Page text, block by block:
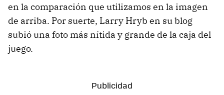
en la comparación que utilizamos en la imagen
de arriba. Por suerte, Larry Hryb en su blog
subió una foto más nítida y grande de la caja del
juego.